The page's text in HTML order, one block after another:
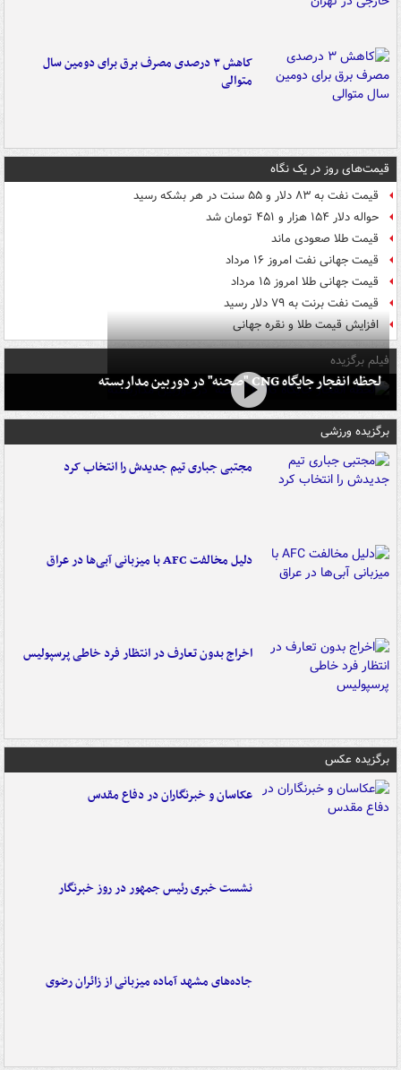
کاهش ۳ درصدی مصرف برق برای دومین سال
متوالی
قیمت‌های روز در یک نگاه
قیمت نفت به ۸۳ دلار و ۵۵ سنت در هر بشکه رسید
حواله دلار ۱۵۴ هزار و ۴۵۱ تومان شد
قیمت طلا صعودی ماند
قیمت جهانی نفت امروز ۱۶ مرداد
قیمت جهانی طلا امروز ۱۵ مرداد
قیمت نفت برنت به ۷۹ دلار رسید
افزایش قیمت طلا و نقره جهانی
فیلم برگزیده
لحظه انفجار جایگاه CNG "صحنه" در دوربین مداربسته
برگزیده ورزشی
مجتبی جباری تیم جدیدش را انتخاب کرد
دلیل مخالفت AFC با میزبانی آبی‌ها در عراق
اخراج بدون تعارف در انتظار فرد خاطی پرسپولیس
برگزیده عکس
عکاسان و خبرنگاران در دفاع مقدس
نشست خبری رئیس جمهور در روز خبرنگار
جاده‌های مشهد آماده میزبانی از زائران رضوی